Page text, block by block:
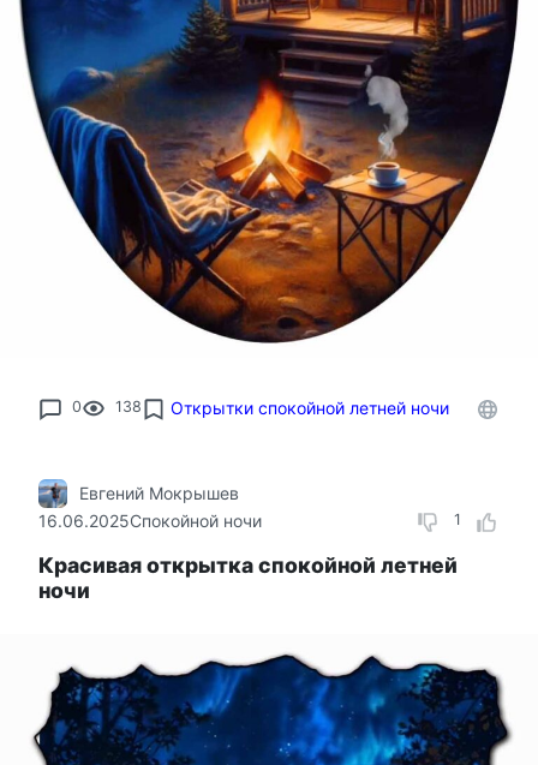
0 138 Открытки спокойной летней ночи
1
Евгений Мокрышев
16.06.2025Спокойной ночи
Красивая открытка спокойной летней
ночи